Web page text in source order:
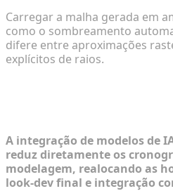
Carregar a malha gerada em
como o sombreamento
difere entre aproximações
explícitos de raios.
A integração de modelos de
reduz diretamente os
modelagem, realocando as
look-dev final e integração